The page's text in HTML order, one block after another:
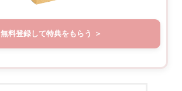
無料登録して特典をもらう